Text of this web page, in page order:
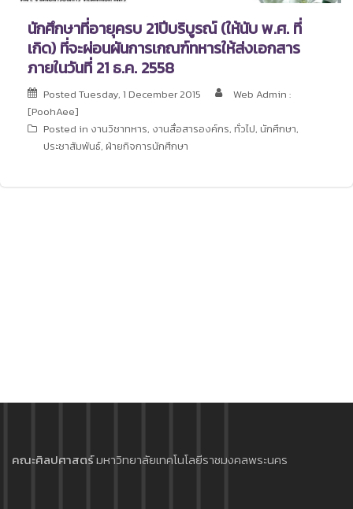
นักศึกษาที่อายุครบ 21ปีบริบูรณ์ (ให้นับ พ.ศ. ที่
เกิด) ที่จะผ่อนผันการเกณฑ์ทหารให้ส่งเอกสาร
ภายในวันที่ 21 ธ.ค. 2558
Posted Tuesday, 1 December 2015
Web Admin :
[PoohAee]
Posted in งานวิชาทหาร, งานสื่อสารองค์กร, ทั่วไป, นักศึกษา,
ประชาสัมพันธ์, ฝ่ายกิจการนักศึกษา
คณะศิลปศาสตร์มหาวิทยาลัยเทคโนโลยีราชมงคลพระนคร